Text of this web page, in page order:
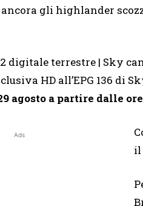
gli highlander
digitale terrestre | Sky
HD all’EPG 136 di
agosto a partire dalle ore
Ads
il